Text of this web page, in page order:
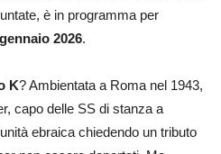
è in programma per
2026.
K? Ambientata a Roma nel 1943,
capo delle SS di stanza a
ebraica chiedendo un tributo